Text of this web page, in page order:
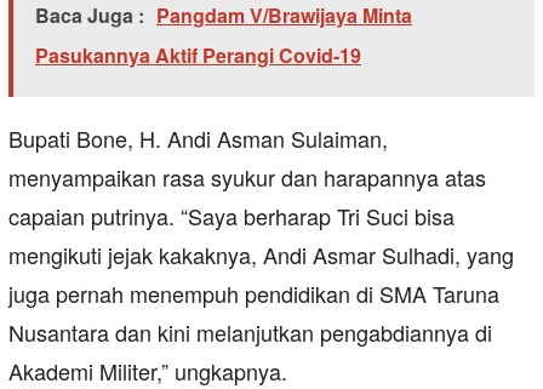
Baca Juga : Pangdam V/Brawijaya Minta
Pasukannya Aktif Perangi Covid-19
Bupati Bone, H. Andi Asman Sulaiman,
menyampaikan rasa syukur dan harapannya atas
capaian putrinya. “Saya berharap Tri Suci bisa
mengikuti jejak kakaknya, Andi Asmar Sulhadi, yang
juga pernah menempuh pendidikan di SMA Taruna
Nusantara dan kini melanjutkan pengabdiannya di
Akademi Militer,” ungkapnya.